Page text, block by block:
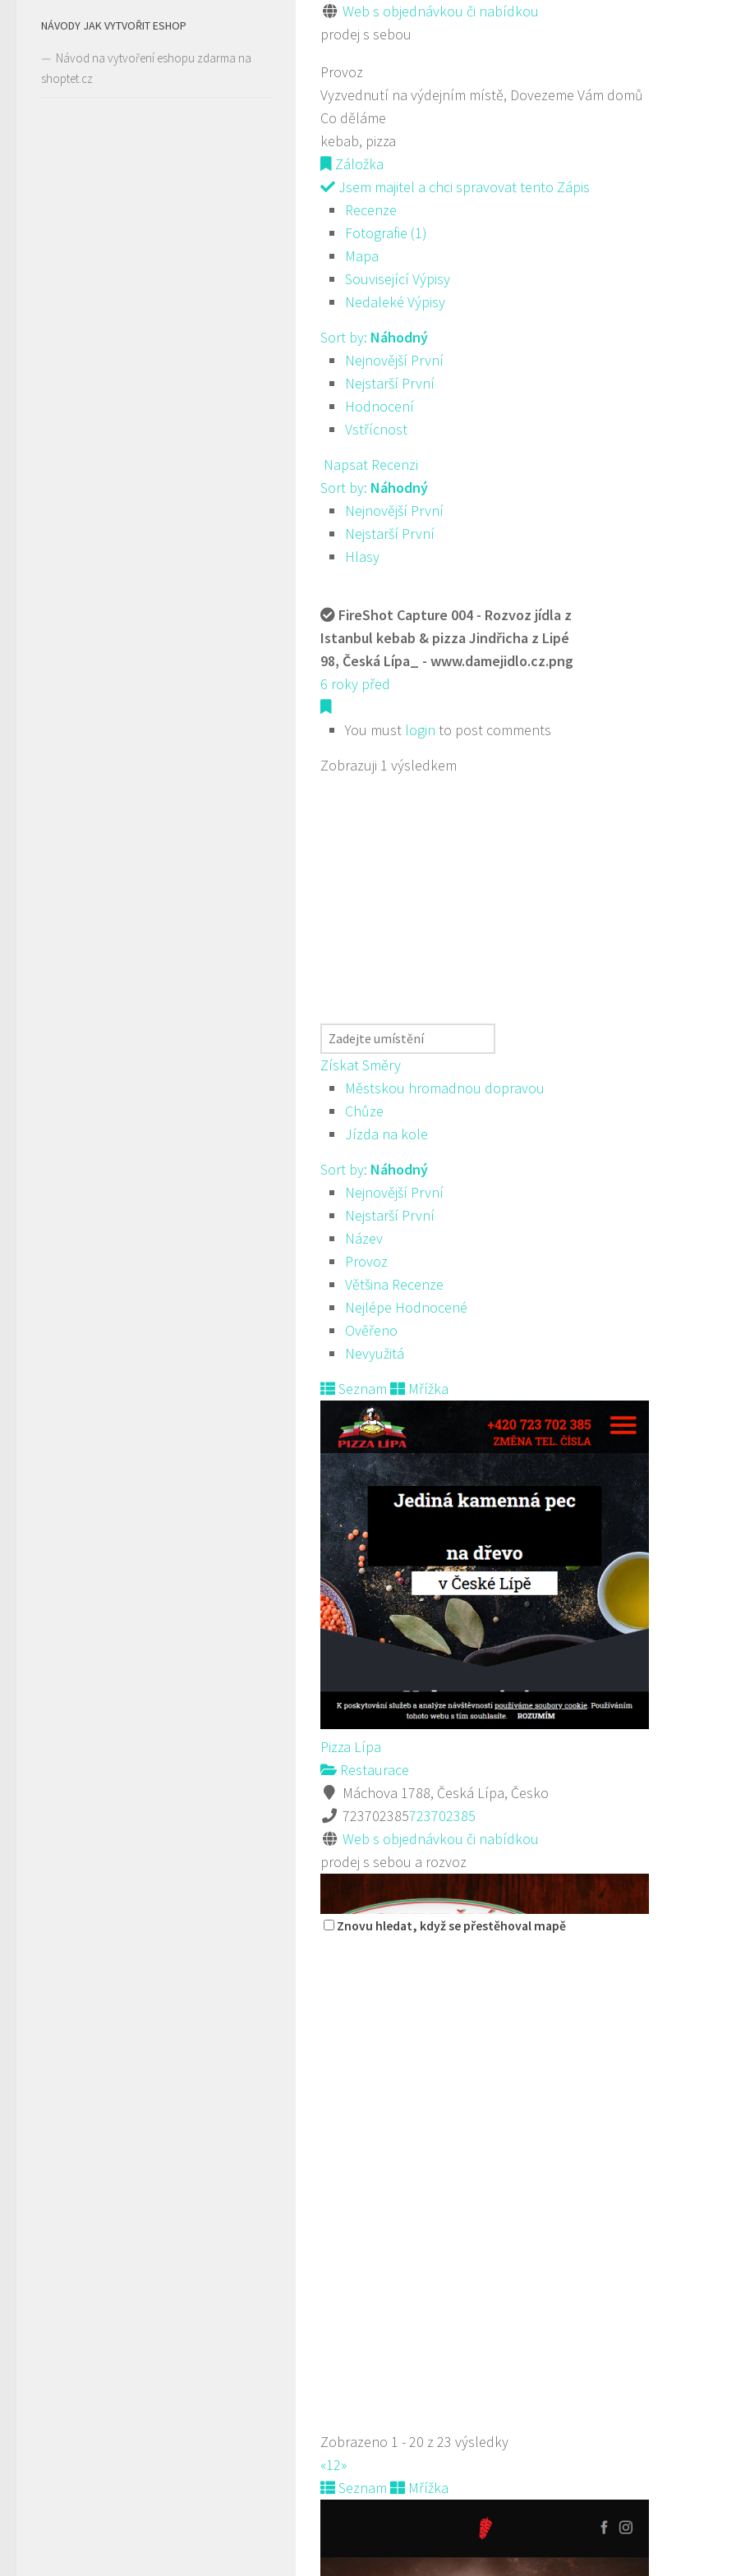
Web s objednávkou či nabídkou
prodej s sebou
Provoz
Vyzvednutí na výdejním místě, Dovezeme Vám domů
Co děláme
kebab, pizza
Záložka
Jsem majitel a chci spravovat tento Zápis
Recenze
Fotografie (1)
Mapa
Související Výpisy
Nedaleké Výpisy
Sort by: Náhodný
Nejnovější První
Nejstarší První
Hodnocení
Vstřícnost
Napsat Recenzi
Sort by: Náhodný
Nejnovější První
Nejstarší První
Hlasy
FireShot Capture 004 - Rozvoz jídla z
Istanbul kebab & pizza Jindřicha z Lipé
98, Česká Lípa_ - www.damejidlo.cz.png
6 roky před
You must login to post comments
Zobrazuji 1 výsledkem
Získat Směry
Městskou hromadnou dopravou
Chůze
Jízda na kole
Sort by: Náhodný
Nejnovější První
Nejstarší První
Název
Provoz
Většina Recenze
Nejlépe Hodnocené
Ověřeno
Nevyužitá
Seznam
Mřížka
Pizza Lípa
Restaurace
Máchova 1788, Česká Lípa, Česko
723702385723702385
Web s objednávkou či nabídkou
prodej s sebou a rozvoz
774700414774700414
Web s objednávkou či nabídkou
Nově otevřená indická restauce v centru České Lípy
Znovu hledat, když se přestěhoval mapě
Zobrazeno 1 - 20 z 23 výsledky
«12»
Seznam
Mřížka
NÁVODY JAK VYTVOŘIT ESHOP
Návod na vytvoření eshopu zdarma na
shoptet.cz